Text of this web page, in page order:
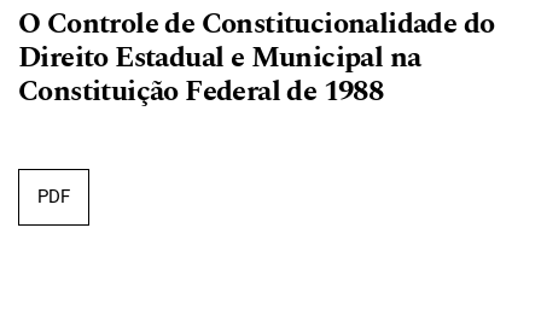
O Controle de Constitucionalidade do
Direito Estadual e Municipal na
Constituição Federal de 1988
PDF